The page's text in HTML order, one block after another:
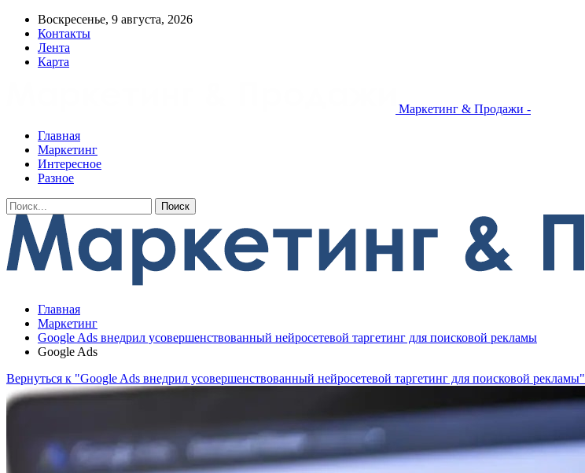
Воскресенье, 9 августа, 2026
Контакты
Лента
Карта
Маркетинг & Продажи -
Главная
Маркетинг
Интересное
Разное
Главная
Маркетинг
Google Ads внедрил усовершенствованный нейросетевой таргетинг для поисковой рекламы
Google Ads
Вернуться к "Google Ads внедрил усовершенствованный нейросетевой таргетинг для поисковой рекламы"